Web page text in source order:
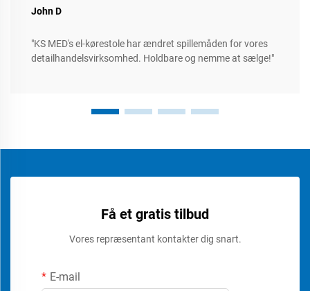
John D
"KS MED's el-kørestole har ændret spillemåden for vores
detailhandelsvirksomhed. Holdbare og nemme at sælge!"
Få et gratis tilbud
Vores repræsentant kontakter dig snart.
E-mail